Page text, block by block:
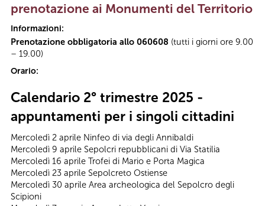
prenotazione ai Monumenti del Territorio
Informazioni:
Prenotazione obbligatoria allo 060608 (tutti i giorni ore 9.00
– 19.00)
Orario:
Calendario 2° trimestre 2025 -
appuntamenti per i singoli cittadini
Mercoledì 2 aprile Ninfeo di via degli Annibaldi
Mercoledì 9 aprile Sepolcri repubblicani di Via Statilia
Mercoledì 16 aprile Trofei di Mario e Porta Magica
Mercoledì 23 aprile Sepolcreto Ostiense
Mercoledì 30 aprile Area archeologica del Sepolcro degli
Scipioni